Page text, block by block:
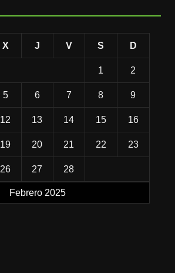
Febrero 2025
X J V S D
1 2
5 6 7 8 9
12 13 14 15 16
19 20 21 22 23
26 27 28